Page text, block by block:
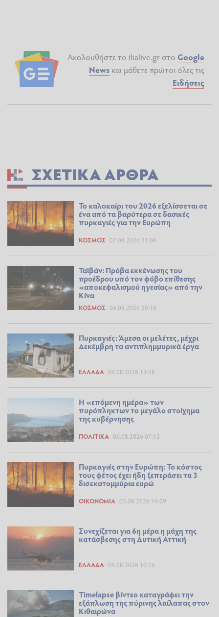
Ακολουθήστε το ilialive.gr στο Google
News και μάθετε πρώτοι όλες τις
Ειδήσεις
ΣΧΕΤΙΚΆ ΆΡΘΡΑ
Το καλοκαίρι του 2026 εξελίσσεται σε
ένα από τα βαρύτερα σε δασικές
πυρκαγιές για την Ευρώπη
ΚΌΣΜΟΣ 07.08.2026 21:06
Ταϊβάν: Πρόβα εκκένωσης του
προέδρου υπό τον φόβο επίθεσης
«αποκεφαλισμού ηγεσίας» από την
Κίνα
ΚΌΣΜΟΣ 06.08.2026 20:16
Πυρκαγιές: Άμεσα οι μελέτες, μέχρι
Δεκέμβρη τα αντιπλημμυρικά έργα
ΕΛΛΆΔΑ 06.08.2026 13:58
Η «επόμενη ημέρα» των
πυρόπληκτων το μεγάλο στοίχημα
της κυβέρνησης
ΠΟΛΙΤΙΚΆ 06.08.2026 07:12
Πυρκαγιές στην Ευρώπη: Το κόστος
τους φέτος έχει ήδη ξεπεράσει τα 3
δισεκατομμύρια ευρώ
ΟΙΚΟΝΟΜΊΑ 05.08.2026 19:09
Συνεχίζεται για 6η μέρα η μάχη της
κατάσβεσης στη Δυτική Αττική
ΕΛΛΆΔΑ 05.08.2026 10:16
Timelapse βίντεο καταγράφει την
εξάπλωση της πύρινης λαίλαπας στον
Κιθαιρώνα